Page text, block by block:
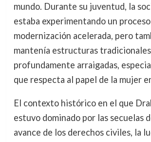
mundo. Durante su juventud, la
estaba experimentando un
modernización acelerada, pero
mantenía estructuras tradicionales
profundamente arraigadas,
que respecta al papel de la mujer
El contexto histórico en el que
estuvo dominado por las secuelas
avance de los derechos civiles, la